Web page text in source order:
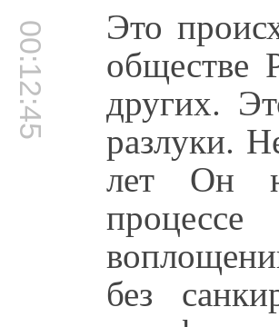
00:12:45 Это
обществе
других.
разлуки.
лет Он
без